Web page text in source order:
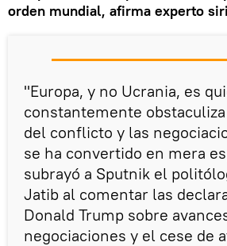
orden mundial, afirma experto
"Europa, y no Ucrania, es
constantemente
del conflicto y las
se ha convertido en mera
subrayó a Sputnik el
Jatib al comentar las
Donald Trump sobre
negociaciones y el cese de